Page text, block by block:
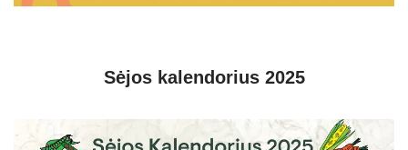
Sėjos kalendorius 2025